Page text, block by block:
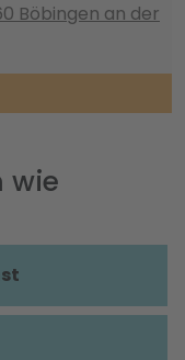
Böbingen an der
wie